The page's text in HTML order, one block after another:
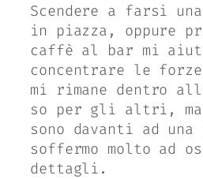
Scendere a farsi
in piazza, oppure
caffè al bar mi
concentrare le
mi rimane dentro
so per gli altri, ma
sono davanti ad una
soffermo molto ad
dettagli.